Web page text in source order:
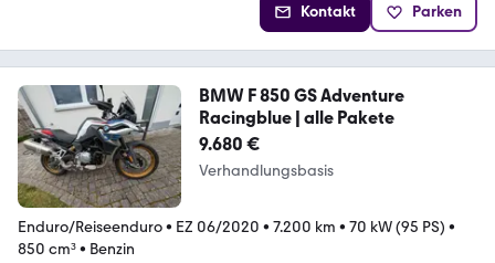
Kontakt Parken
BMW F 850 GS Adventure
Racingblue | alle Pakete
9.680 €
Verhandlungsbasis
Enduro/Reiseenduro• EZ 06/2020 • 7.200 km • 70 kW (95 PS) •
850 cm³• Benzin